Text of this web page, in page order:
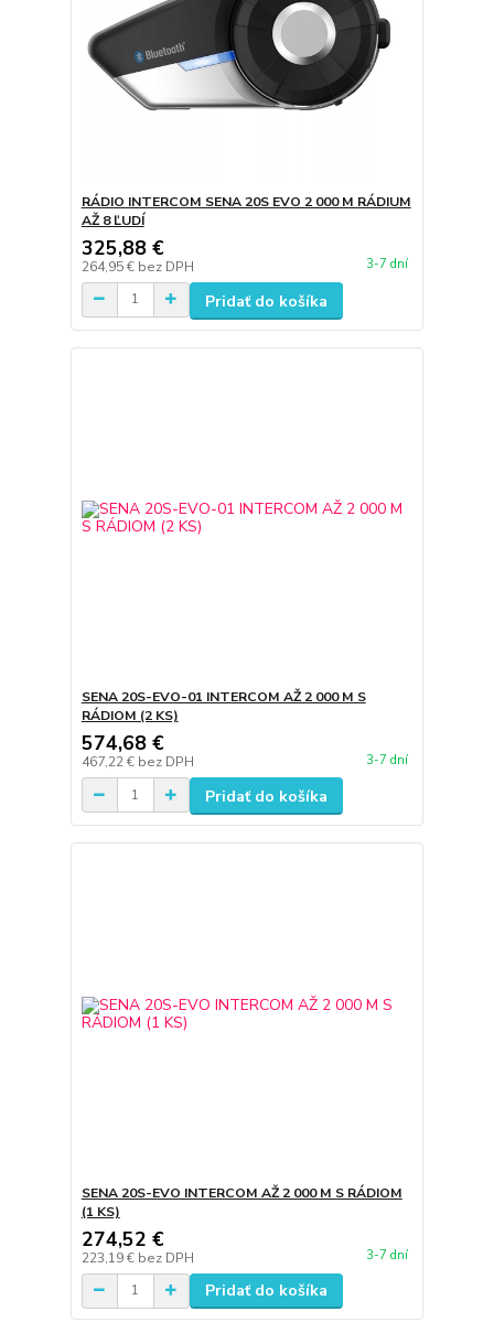
RÁDIO INTERCOM SENA 20S EVO 2 000 M RÁDIUM
AŽ 8 ĽUDÍ
325,88 €
264,95 € bez DPH 3-7 dní
Pridať do košíka
SENA 20S-EVO-01 INTERCOM AŽ 2 000 M S
RÁDIOM (2 KS)
574,68 €
467,22 € bez DPH 3-7 dní
Pridať do košíka
SENA 20S-EVO INTERCOM AŽ 2 000 M S RÁDIOM
(1 KS)
274,52 €
223,19 € bez DPH 3-7 dní
Pridať do košíka